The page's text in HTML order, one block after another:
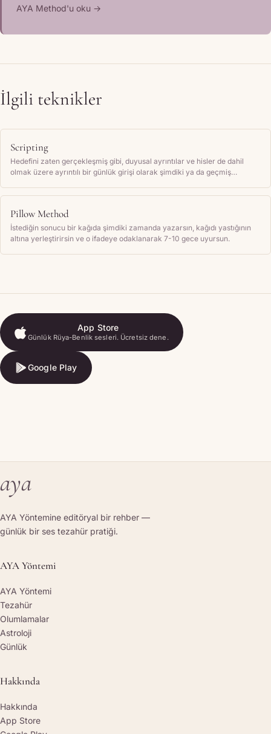
AYA Method'u oku →
İlgili teknikler
Scripting
Hedefini zaten gerçekleşmiş gibi, duyusal ayrıntılar ve hisler de dahil
olmak üzere ayrıntılı bir günlük girişi olarak şimdiki ya da geçmiş
Pillow Method
İstediğin sonucu bir kağıda şimdiki zamanda yazarsın, kağıdı yastığının
altına yerleştirirsin ve o ifadeye odaklanarak 7-10 gece uyursun.
App Store
Günlük Rüya-Benlik sesleri. Ücretsiz dene.
App Store
Google Play
Google Play
aya
AYA Yöntemine editöryal bir rehber —
günlük bir ses tezahür pratiği.
AYA Yöntemi
AYA Yöntemi
Tezahür
Olumlamalar
Astroloji
Günlük
Hakkında
Hakkında
App Store